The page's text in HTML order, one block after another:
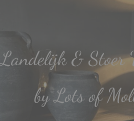
Landelijk & Stoer
by Lots of